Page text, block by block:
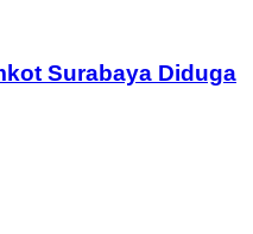
Surabaya Diduga